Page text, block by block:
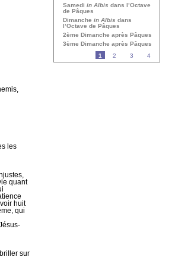
les
quant
huit
qui
sur
Samedi in Albis dans l’Octave
de Pâques
Dimanche in Albis dans
l’Octave de Pâques
2ème Dimanche après Pâques
3ème Dimanche après Pâques
1
2 3 4